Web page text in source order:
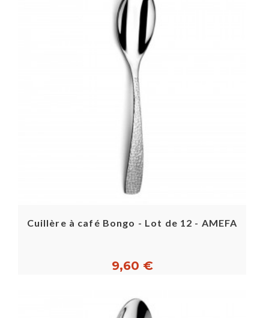
Cuillère à café Bongo - Lot de 12 - AMEFA
9,60 €